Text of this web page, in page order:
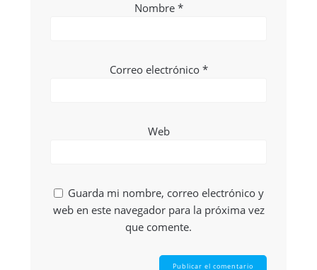
Nombre *
Correo electrónico *
Web
Guarda mi nombre, correo electrónico y
web en este navegador para la próxima vez
que comente.